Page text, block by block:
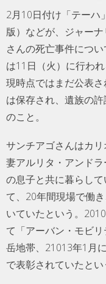
2月10日付け「テーハ
版）などが、ジャー
さんの死亡事件につ
は11日（火）に行わ
現時点ではまだ公表
は保存され、遺族の
のこと。
サンチアゴさんはカ
妻アルリタ・アンド
の息子と共に暮らし
て、20年間現場で働
いていたという。
て「アーバン・モビ
岳地帯、21013年1月
で表彰されていたとい